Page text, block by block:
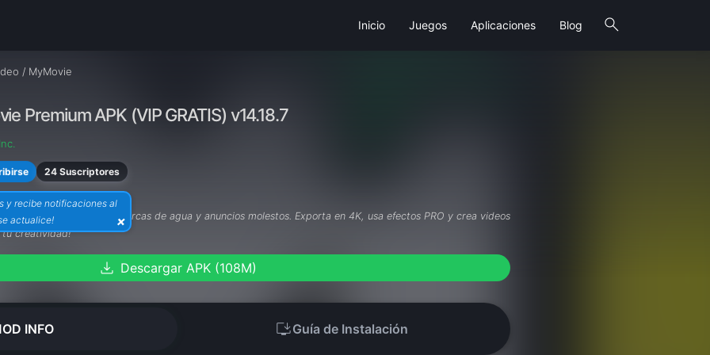
search
Inicio Juegos Aplicaciones Blog
/ MyMovie
Premium APK (VIP GRATIS) v14.18.7
24 Suscriptores
y recibe notificaciones al
actualice!
×
APK
, olvídate de marcas de agua y anuncios molestos. Exporta en 4K, usa efectos PRO y crea videos
tu creatividad!
download Descargar APK (108M)
INFO install_desktopGuía de Instalación